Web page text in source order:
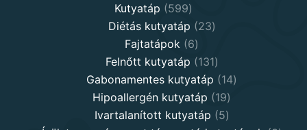
Kutyatáp 599599
products
Diétás kutyatáp 2323
Fajtatápok 66
products
Felnőtt kutyatáp 131131
products
Gabonamentes kutyatáp 1414
Hipoallergén kutyatáp 1919
products
Ivartalanított kutyatáp 55